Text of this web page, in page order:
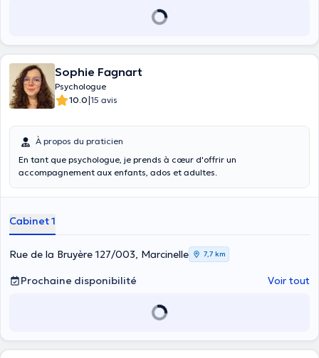
Sophie Fagnart
Psychologue
10.0|15 avis
À propos du praticien
En tant que psychologue, je prends à cœur d'offrir un
accompagnement aux enfants, ados et adultes.
Cabinet 1
Rue de la Bruyère 127/003, Marcinelle 7,7 km
Prochaine disponibilité Voir tout